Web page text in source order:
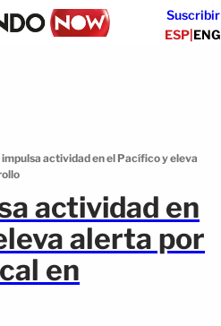
Suscribir
ESP|ENG
impulsa actividad en el Pacífico y eleva
actividad en
alerta por
en